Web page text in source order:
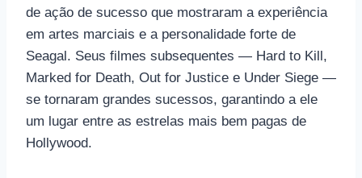
de ação de sucesso que mostraram a experiência
em artes marciais e a personalidade forte de
Seagal. Seus filmes subsequentes — Hard to Kill,
Marked for Death, Out for Justice e Under Siege —
se tornaram grandes sucessos, garantindo a ele
um lugar entre as estrelas mais bem pagas de
Hollywood.